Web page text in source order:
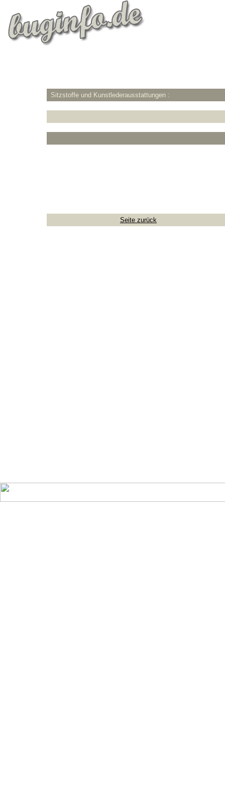
Sitzstoffe und Kunstlederausstattungen :
Seite zurück